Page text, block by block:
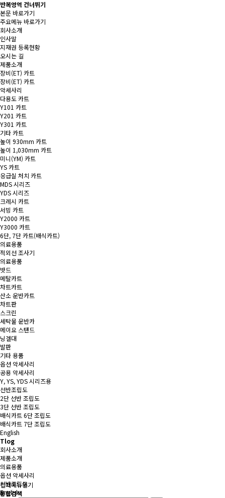
반복영역 건너뛰기
본문 바로가기
주요메뉴 바로가기
회사소개
인사말
지재권 등록현황
오시는 길
제품소개
장비(ET) 카트
장비(ET) 카트
악세사리
다용도 카트
Y101 카트
Y201 카트
Y301 카트
기타 카트
높이 930mm 카트
높이 1,030mm 카트
미니(YM) 카트
YS 카트
응급실 처치 카트
MDS 시리즈
YDS 시리즈
크레시 카트
서빙 카트
Y2000 카트
Y3000 카트
6단, 7단 카트(배식카트)
의료용품
적외선 조사기
의료용품
밧드
메탈카트
차트카트
산소 운반카트
차트판
스크린
세탁물 운반카
메이요 스탠드
닝겔대
발판
기타 용품
옵션 악세사리
공용 악세사리
Y, YS, YDS 시리즈용
선반조립도
2단 선반 조립도
3단 선반 조립도
배식카트 6단 조립도
배식카트 7단 조립도
English
Tlog
회사소개
제품소개
의료용품
옵션 악세사리
선반조립도
English
전체메뉴열기
통합검색